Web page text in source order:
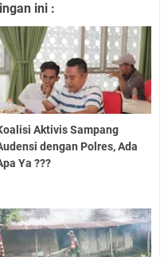
ini :
Aktivis Sampang
dengan Polres, Ada
Ya ???